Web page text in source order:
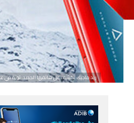
ريد ماجيك تكشف عن هاتفها الجديد. ثورة في